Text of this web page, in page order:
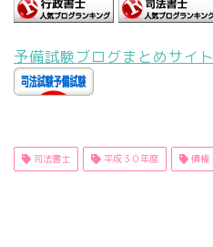
予備試験ブログまとめサイト
司法書士 平成３０年度 債権